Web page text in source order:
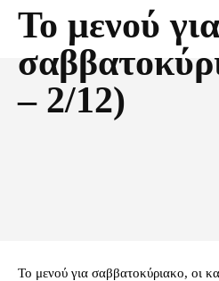
Το μενού
– 2/12)
To μενού για σαββατοκύριακο, οι